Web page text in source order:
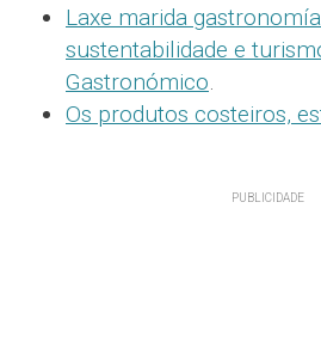
Laxe marida
sustentabilidade e
Gastronómico.
Os produtos costeiros,